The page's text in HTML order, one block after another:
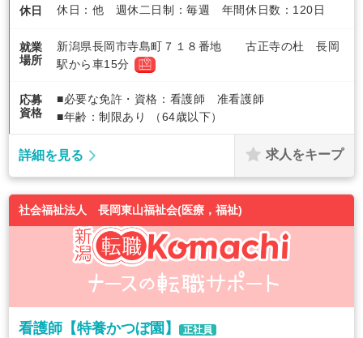
休日 休日：他 週休二日制：毎週 年間休日数：120日
就業
場所
新潟県長岡市寺島町７１８番地 古正寺の杜 長岡
駅から車15分
応募
資格
■必要な免許・資格：看護師 准看護師
■年齢：制限あり （64歳以下）
詳細を見る 求人をキープ
社会福祉法人 長岡東山福祉会(医療，福祉)
看護師【特養かつぼ園】 正社員